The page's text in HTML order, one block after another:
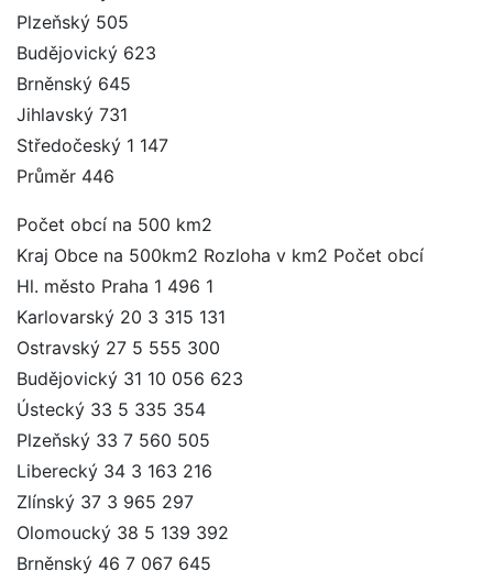
Plzeňský 505
Budějovický 623
Brněnský 645
Jihlavský 731
Středočeský 1 147
Průměr 446
Počet obcí na 500 km2
Kraj Obce na 500km2 Rozloha v km2 Počet obcí
Hl. město Praha 1 496 1
Karlovarský 20 3 315 131
Ostravský 27 5 555 300
Budějovický 31 10 056 623
Ústecký 33 5 335 354
Plzeňský 33 7 560 505
Liberecký 34 3 163 216
Zlínský 37 3 965 297
Olomoucký 38 5 139 392
Brněnský 46 7 067 645